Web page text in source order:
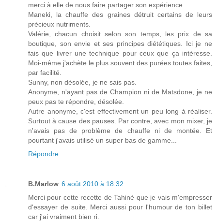
merci à elle de nous faire partager son expérience.
Maneki, la chauffe des graines détruit certains de leurs
précieux nutriments.
Valérie, chacun choisit selon son temps, les prix de sa
boutique, son envie et ses principes diététiques. Ici je ne
fais que livrer une technique pour ceux que ça intéresse.
Moi-même j'achète le plus souvent des purées toutes faites,
par facilité.
Sunny, non désolée, je ne sais pas.
Anonyme, n'ayant pas de Champion ni de Matsdone, je ne
peux pas te répondre, désolée.
Autre anonyme, c'est effectivement un peu long à réaliser.
Surtout à cause des pauses. Par contre, avec mon mixer, je
n'avais pas de problème de chauffe ni de montée. Et
pourtant j'avais utilisé un super bas de gamme...
Répondre
B.Marlow 6 août 2010 à 18:32
Merci pour cette recette de Tahiné que je vais m'empresser
d'essayer de suite. Merci aussi pour l'humour de ton billet
car j'ai vraiment bien ri.